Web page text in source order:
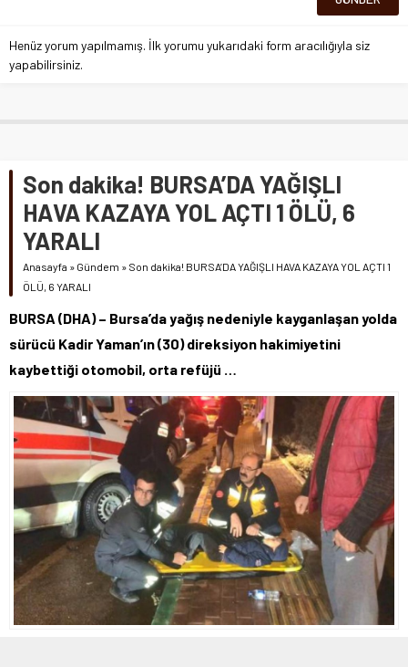
Henüz yorum yapılmamış. İlk yorumu yukarıdaki form aracılığıyla siz
yapabilirsiniz.
Son dakika! BURSA’DA YAĞIŞLI
HAVA KAZAYA YOL AÇTI 1 ÖLÜ, 6
YARALI
Anasayfa » Gündem » Son dakika! BURSA’DA YAĞIŞLI HAVA KAZAYA YOL AÇTI 1
ÖLÜ, 6 YARALI
BURSA (DHA) – Bursa’da yağış nedeniyle kayganlaşan yolda
sürücü Kadir Yaman’ın (30) direksiyon hakimiyetini
kaybettiği otomobil, orta refüjü …